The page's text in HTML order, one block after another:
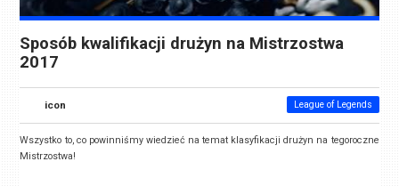
Sposób kwalifikacji drużyn na Mistrzostwa
2017
icon League of Legends
Wszystko to, co powinniśmy wiedzieć na temat klasyfikacji drużyn na tegoroczne
Mistrzostwa!